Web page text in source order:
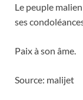
Le peuple
ses
Paix à son âme.
Source: malijet